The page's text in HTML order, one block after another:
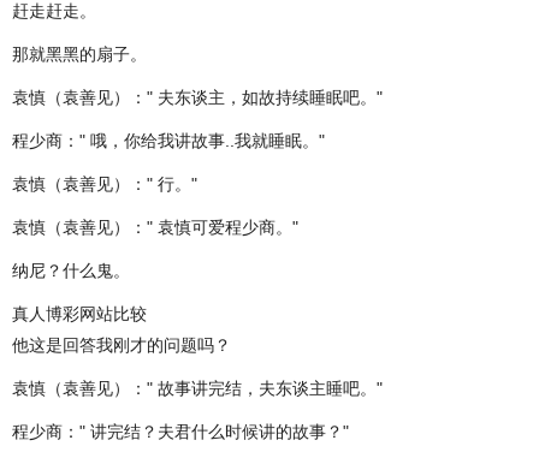
赶走赶走。
那就黑黑的扇子。
袁慎（袁善见）：" 夫东谈主，如故持续睡眠吧。"
程少商：" 哦，你给我讲故事..我就睡眠。"
袁慎（袁善见）：" 行。"
袁慎（袁善见）：" 袁慎可爱程少商。"
纳尼？什么鬼。
真人博彩网站比较
他这是回答我刚才的问题吗？
袁慎（袁善见）：" 故事讲完结，夫东谈主睡吧。"
程少商：" 讲完结？夫君什么时候讲的故事？"